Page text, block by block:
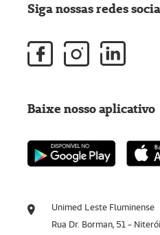
Unimed Leste Fluminense
Rua Dr. Borman, 51 -
Siga nossas redes
Baixe nosso aplicativo